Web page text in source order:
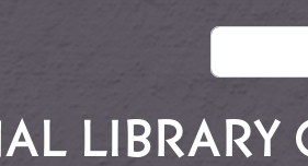
Buscar
LIBRARY